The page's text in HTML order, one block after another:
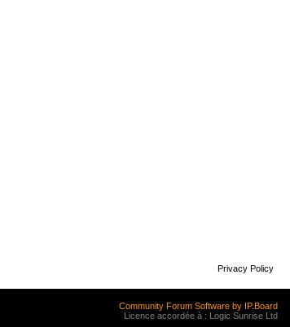
Privacy Policy
Community Forum Software by IP.Board
Licence accordée à : Logic Sunrise Ltd